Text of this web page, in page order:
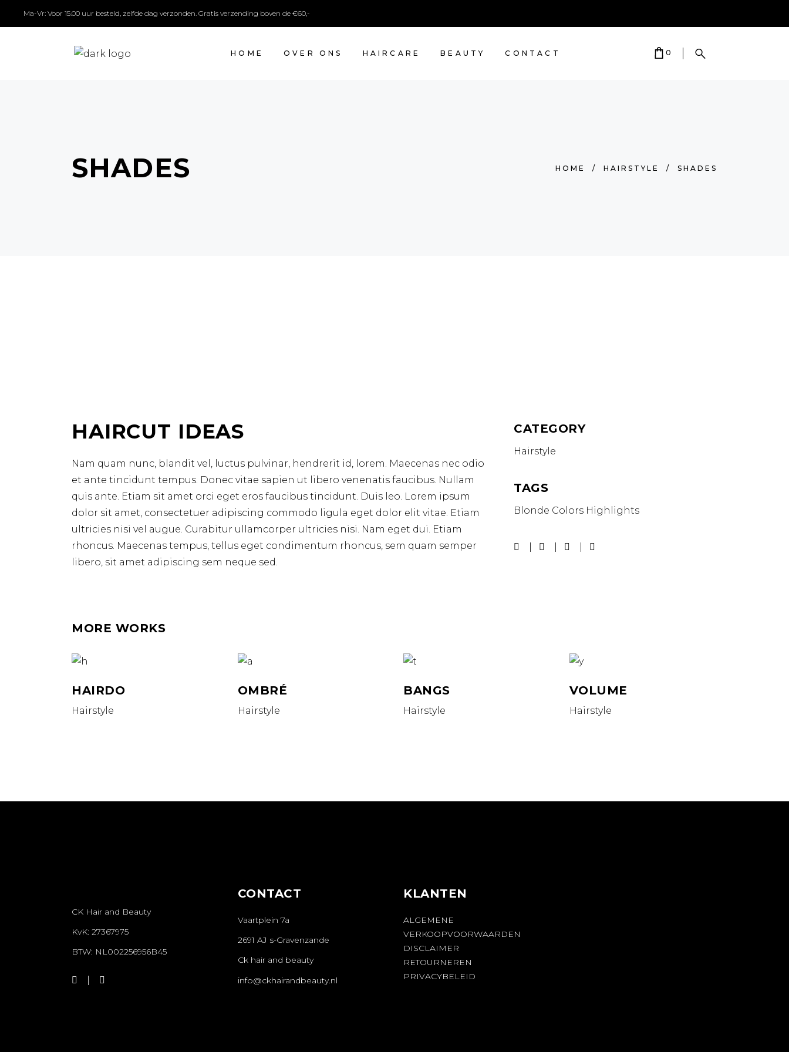
Ma-Vr: Voor 15.00 uur besteld, zelfde dag verzonden. Gratis verzending boven de €60,-
HOME OVER ONS HAIRCARE BEAUTY CONTACT 0
SHADES HOME / HAIRSTYLE / SHADES
HAIRCUT IDEAS
Nam quam nunc, blandit vel, luctus pulvinar, hendrerit id, lorem. Maecenas nec odio
et ante tincidunt tempus. Donec vitae sapien ut libero venenatis faucibus. Nullam
quis ante. Etiam sit amet orci eget eros faucibus tincidunt. Duis leo. Lorem ipsum
dolor sit amet, consectetuer adipiscing commodo ligula eget dolor elit vitae. Etiam
ultricies nisi vel augue. Curabitur ullamcorper ultricies nisi. Nam eget dui. Etiam
rhoncus. Maecenas tempus, tellus eget condimentum rhoncus, sem quam semper
libero, sit amet adipiscing sem neque sed.
CATEGORY
Hairstyle
TAGS
Blonde Colors Highlights
MORE WORKS
HAIRDO
Hairstyle
OMBRÉ
Hairstyle
BANGS
Hairstyle
VOLUME
Hairstyle
CK Hair and Beauty
KvK: 27367975
BTW: NL002256956B45
CONTACT
Vaartplein 7a
2691 AJ s-Gravenzande
Ck hair and beauty
info@ckhairandbeauty.nl
KLANTEN
ALGEMENE
VERKOOPVOORWAARDEN
DISCLAIMER
RETOURNEREN
PRIVACYBELEID